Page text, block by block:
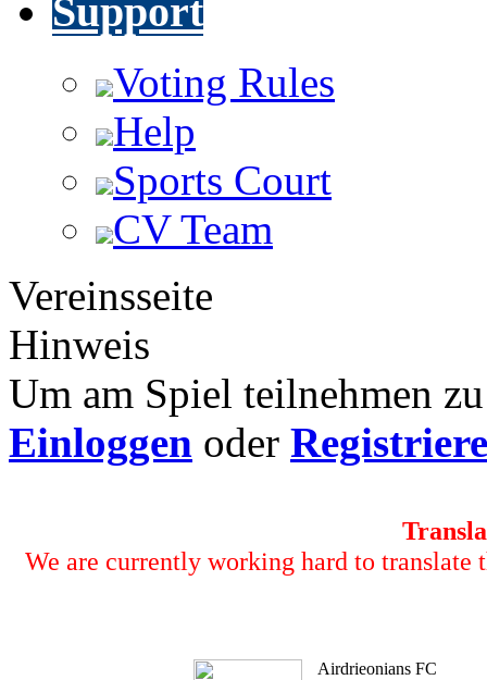
Support
Voting Rules
Help
Sports Court
CV Team
Vereinsseite
Hinweis
Um am Spiel teilnehmen
Einloggen oder
We are currently working hard to translate
Airdrieonians FC